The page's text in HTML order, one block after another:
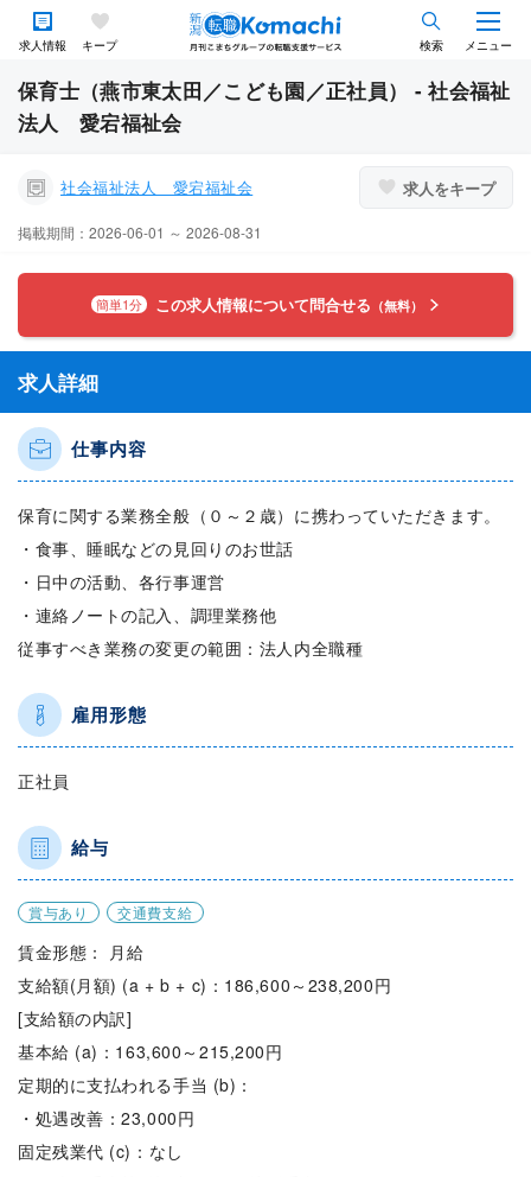
求人情報 キープ 検索 メニュー
保育士（燕市東太田／こども園／正社員） - 社会福祉
法人 愛宕福祉会
社会福祉法人 愛宕福祉会 求人をキープ
掲載期間：2026-06-01 ～ 2026-08-31
簡単1分 この求人情報について問合せる （無料）
求人詳細
仕事内容
保育に関する業務全般（０～２歳）に携わっていただきます。
・食事、睡眠などの見回りのお世話
・日中の活動、各行事運営
・連絡ノートの記入、調理業務他
従事すべき業務の変更の範囲：法人内全職種
雇用形態
正社員
給与
賞与あり 交通費支給
賃金形態： 月給
支給額(月額) (a + b + c)：186,600～238,200円
[支給額の内訳]
基本給 (a)：163,600～215,200円
定期的に支払われる手当 (b)：
・処遇改善：23,000円
固定残業代 (c)：なし